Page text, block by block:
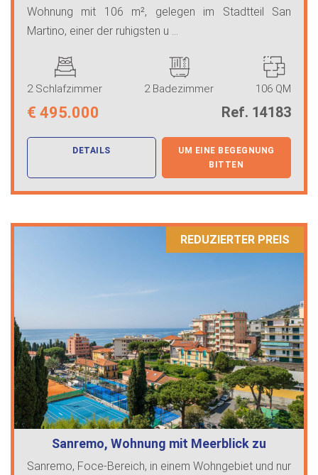
Wohnung mit 106 m², gelegen im Stadtteil San
Martino, einer der ruhigsten u ...
2 Schlafzimmer 2 Badezimmer 106 QM
€ 495.000 Ref. 14183
DETAILS
UM EINE BEGEGNUNG
BITTEN
REDUZIERTER PREIS
Sanremo, Wohnung mit Meerblick zu
verkau…
Sanremo, Foce-Bereich, in einem Wohngebiet und nur